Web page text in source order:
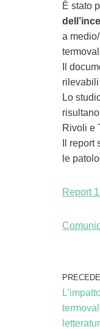
È stato
a
Il
rilevabili
Lo
Rivoli e
Il
le
Report